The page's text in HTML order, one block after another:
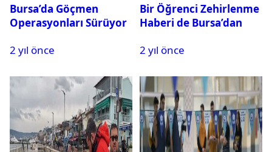
Bursa’da Göçmen
Operasyonları Sürüyor
2 yıl önce
Bir Öğrenci Zehirlenme
Haberi de Bursa’dan
2 yıl önce